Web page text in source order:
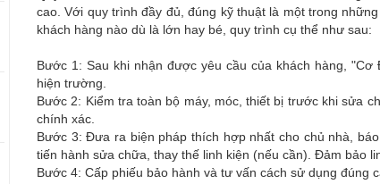
cao. Với quy trình đầy đủ, đúng kỹ thuật là một trong
khách hàng nào dù là lớn hay bé, quy trình cụ thể như sau:
Bước 1: Sau khi nhận được yêu cầu của khách hàng,
hiện trường.
Bước 2: Kiểm tra toàn bộ máy, móc, thiết bị trước khi sửa
chính xác.
Bước 3: Đưa ra biện pháp thích hợp nhất cho chủ nhà,
tiến hành sửa chữa, thay thế linh kiện (nếu cần). Đảm bảo
Bước 4: Cấp phiếu bảo hành và tư vấn cách sử dụng đúng